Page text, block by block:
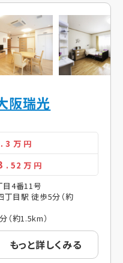
阪瑞光
. 3 万 円
. 52 万 円
目4番11号
目駅 徒歩5分（約
約1.5km）
もっと詳しくみる